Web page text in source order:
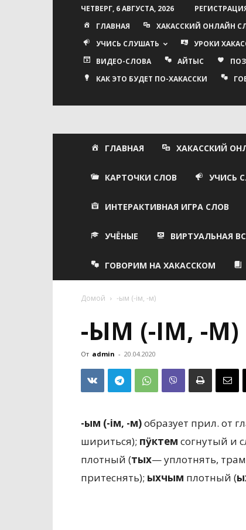
ЧЕТВЕРГ, 6 АВГУСТА, 2026
ГЛАВНАЯ
ХАКАССКИЙ ОНЛАЙН
УЧИСЬ СЛУШАТЬ
УРОКИ
ВИДЕО-СЛОВА
АЙТЫС
КАК ЭТО БУДЕТ ПО-ХАКАССКИ
ГЛАВНАЯ ХАКАССКИЙ
КАРТОЧКИ СЛОВ УЧИСЬ
ИНТЕРАКТИВНАЯ ИГРА СЛОВ
УЧЁНЫЕ ВИРТУАЛЬНАЯ
ГОВОРИМ НА ХАКАССКОМ
Домой -ым (-ім, -м)
-ЫМ (-ІМ, -М)
От admin - 20.04.2020
-ым (-ім, -м)образует прил. от
шириться); пӱктем согнутый и
плотный (тых— уплотнять,
притеснять); ыхчым плотный (